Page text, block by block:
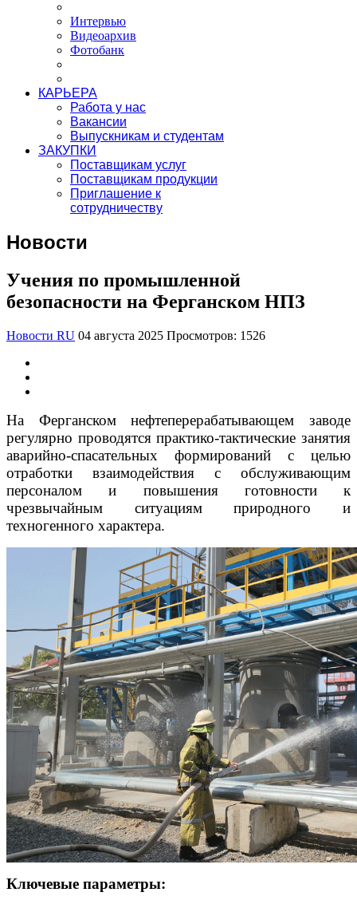
Интервью
Видеоархив
Фотобанк
КАРЬЕРА
Работа у нас
Вакансии
Выпускникам и студентам
ЗАКУПКИ
Поставщикам услуг
Поставщикам продукции
Приглашение к
сотрудничеству
Новости
Учения по промышленной
безопасности на Ферганском НПЗ
Новости RU 04 августа 2025 Просмотров: 1526
На Ферганском нефтеперерабатывающем заводе
регулярно проводятся практико-тактические занятия
аварийно-спасательных формирований с целью
отработки взаимодействия с обслуживающим
персоналом и повышения готовности к
чрезвычайным ситуациям природного и
техногенного характера.
Ключевые параметры: